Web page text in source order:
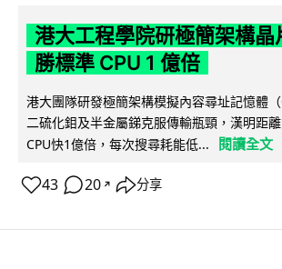
港大工程學院研極簡架構晶
勝標準 CPU 1 億倍
港大團隊研發極簡架構模擬內容尋址記憶體
二硫化鉬及半金屬銻克服傳輸瓶頸，漢明距
CPU快1億倍，每次搜尋耗能低...
閱讀全文
43 20 ↗ 分享